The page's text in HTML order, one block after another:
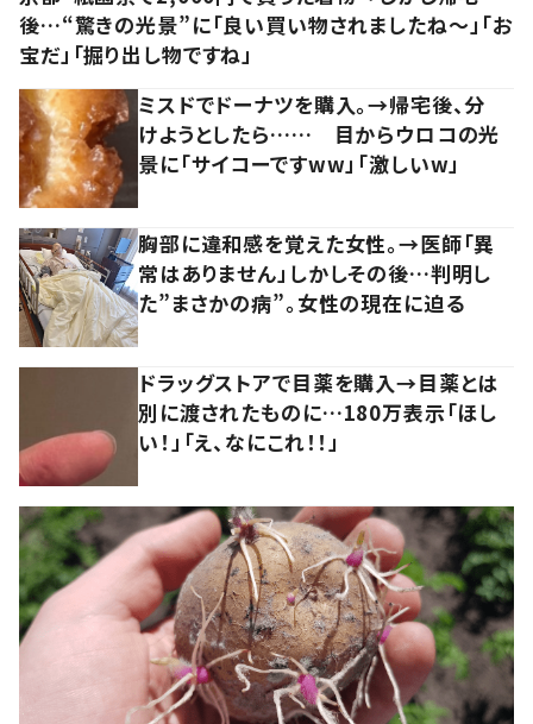
後…“驚きの光景”に「良い買い物されましたね～」「お
宝だ」「掘り出し物ですね」
ミスドでドーナツを購入。→帰宅後、分
けようとしたら…… 目からウロコの光
景に「サイコーですww」「激しいw」
胸部に違和感を覚えた女性。→医師「異
常はありません」しかしその後…判明し
た”まさかの病”。女性の現在に迫る
ドラッグストアで目薬を購入→目薬とは
別に渡されたものに…180万表示「ほし
い！」「え、なにこれ！！」